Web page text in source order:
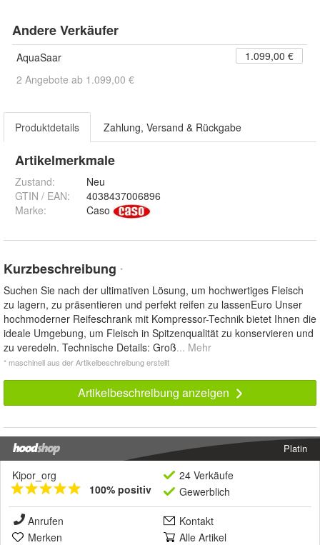
Andere Verkäufer
AquaSaar
1.099,00 €
2 Angebote ab 1.099,00 €
Produktdetails Zahlung, Versand & Rückgabe
Artikelmerkmale
Zustand:
Neu
GTIN / EAN:
4038437006896
Marke:
Caso
Kurzbeschreibung *
Suchen Sie nach der ultimativen Lösung, um hochwertiges Fleisch
zu lagern, zu präsentieren und perfekt reifen zu lassenEuro Unser
hochmoderner Reifeschrank mit Kompressor-Technik bietet Ihnen die
ideale Umgebung, um Fleisch in Spitzenqualität zu konservieren und
zu veredeln. Technische Details: Groß... Mehr
* maschinell aus der Artikelbeschreibung erstellt
Artikelbeschreibung anzeigen
Platin
Kipor_org
100% positiv
24 Verkäufe
Gewerblich
Anrufen
Kontakt
Merken
Alle Artikel